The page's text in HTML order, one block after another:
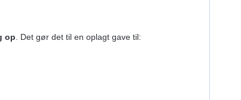
op. Det gør det til en oplagt gave til: